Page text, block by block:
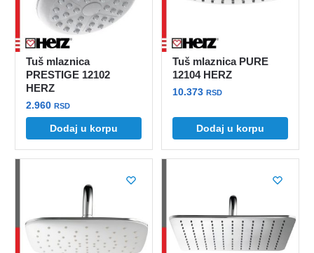
na
proizvoda.
Tuš mlaznica
PRESTIGE 12102
HERZ
2.960RSD
Dodaj u korpu
Tuš mlaznica PURE
12104 HERZ
10.373RSD
Dodaj u korpu